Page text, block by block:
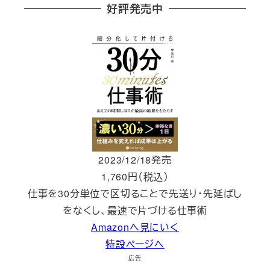
好評発売中
2023/12/18発売
1,760円（税込）
仕事を30分単位で区切ることで先送り・先延ばし
をなくし、最速で片づける仕事術
Amazonへ見にいく
特設ページへ
広告